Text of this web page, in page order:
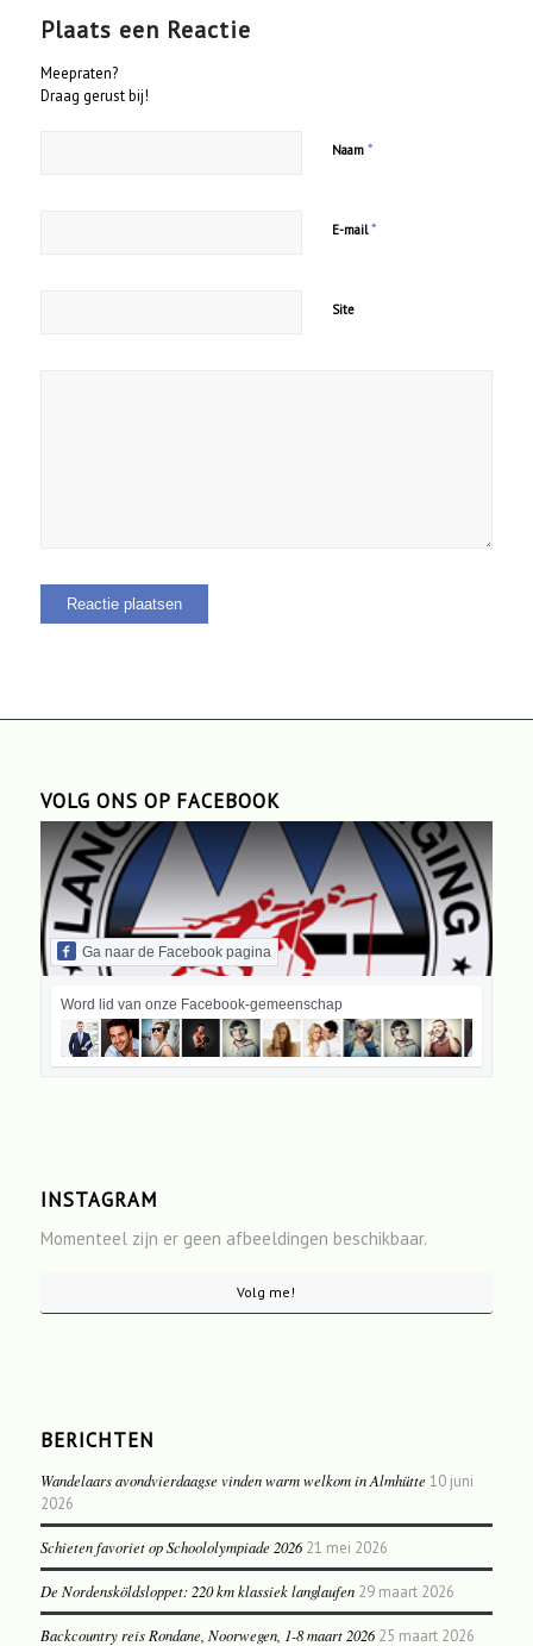
Plaats een Reactie
Meepraten?
Draag gerust bij!
Naam *
E-mail*
Site
VOLG ONS OP FACEBOOK
Ga naar de Facebook pagina
Word lid van onze Facebook-gemeenschap
INSTAGRAM
Momenteel zijn er geen afbeeldingen beschikbaar.
Volg me!
BERICHTEN
Wandelaars avondvierdaagse vinden warm welkom in Almhütte 10 juni
2026
Schieten favoriet op Schoololympiade 2026 21 mei 2026
De Nordensköldsloppet: 220 km klassiek langlaufen 29 maart 2026
Backcountry reis Rondane, Noorwegen, 1-8 maart 2026 25 maart 2026